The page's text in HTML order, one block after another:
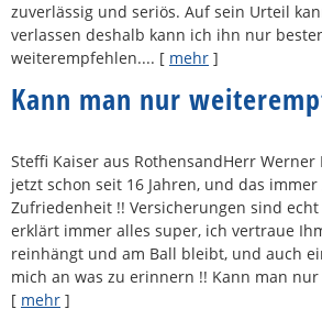
zuverlässig und seriös. Auf sein Urteil
verlassen deshalb kann ich ihn nur
weiterempfehlen.... [ mehr ]
Kann man nur
Steffi Kaiser aus RothensandHerr
jetzt schon seit 16 Jahren, und das
Zufriedenheit !! Versicherungen sind
erklärt immer alles super, ich vertraue
reinhängt und am Ball bleibt, und auch
mich an was zu erinnern !! Kann man
[ mehr ]